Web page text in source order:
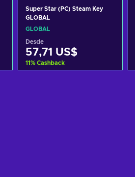
Super Star (PC) Steam Key
GLOBAL
GLOBAL
Desde
57,71 US$
11% Cashback